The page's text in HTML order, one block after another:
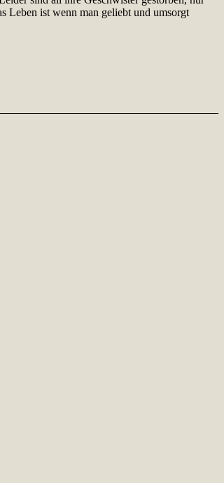
ist wenn man geliebt und umsorgt